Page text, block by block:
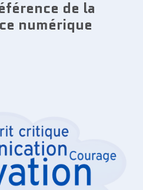
de la
numérique